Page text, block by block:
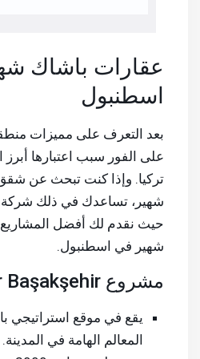
عقارات باشاك
اسطنبول
بعد التعرف على مميزات
على الفور سبب اعتبارها أبرز
تركيا. وإذا كنت تبحث عن
شهير، تساعدك في ذلك شركة
حيث نقدم لك أفضل المشاريع
شهير في اسطنبول.
مشروع Air Başakşehir
يقع في موقع استراتيجي
المعالم الهامة في المدينة.